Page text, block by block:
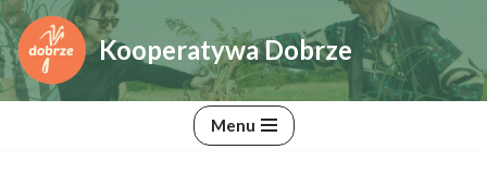
Przejdź
do
Kooperatywa Dobrze
Menu